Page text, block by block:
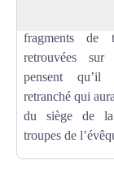
fragments de
retrouvées
pensent qu’il
retranché qui
du siège de la
troupes de